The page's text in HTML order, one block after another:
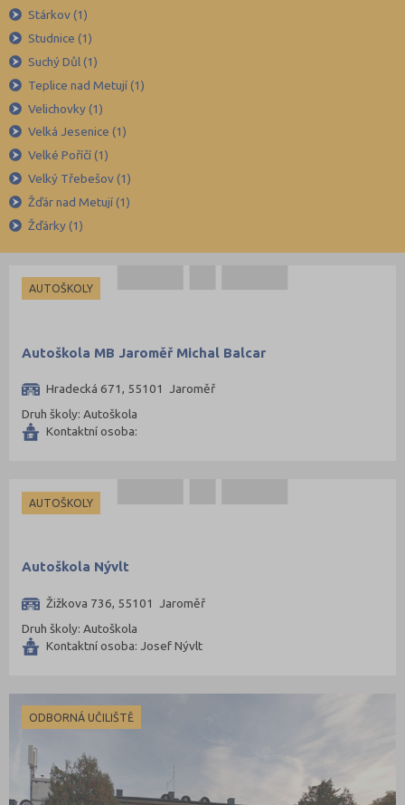
Kroměříž (96)
Kutná Hora (66)
Liberec (138)
Litoměřice (104)
Mělník (80)
Mladá Boleslav (96)
Most (73)
Náchod (98)
Nymburk (89)
Opava (135)
Pelhřimov (62)
Plzeň-město (141)
Praha hlavní město (1004)
Praha-východ (108)
Praha-západ (81)
Prachatice (44)
Přerov (115)
Rakovník (46)
Rokycany (33)
Stárkov (1)
Studnice (1)
Suchý Důl (1)
Teplice nad Metují (1)
Velichovky (1)
Velká Jesenice (1)
Velké Poříčí (1)
Velký Třebešov (1)
Žďár nad Metují (1)
Žďárky (1)
AUTOŠKOLY
Autoškola MB Jaroměř Michal Balcar
Hradecká 671, 55101 Jaroměř
Druh školy: Autoškola
Kontaktní osoba:
AUTOŠKOLY
Autoškola Nývlt
Žižkova 736, 55101 Jaroměř
Druh školy: Autoškola
Kontaktní osoba: Josef Nývlt
ODBORNÁ UČILIŠTĚ